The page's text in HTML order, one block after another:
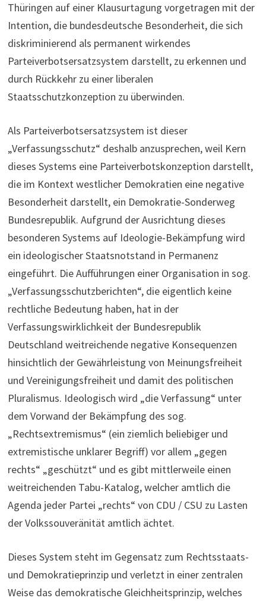
Thüringen auf einer Klausurtagung vorgetragen mit der
Intention, die bundesdeutsche Besonderheit, die sich
diskriminierend als permanent wirkendes
Parteiverbotsersatzsystem darstellt, zu erkennen und
durch Rückkehr zu einer liberalen
Staatsschutzkonzeption zu überwinden.
Als Parteiverbotsersatzsystem ist dieser
„Verfassungsschutz“ deshalb anzusprechen, weil Kern
dieses Systems eine Parteiverbotskonzeption darstellt,
die im Kontext westlicher Demokratien eine negative
Besonderheit darstellt, ein Demokratie-Sonderweg
Bundesrepublik. Aufgrund der Ausrichtung dieses
besonderen Systems auf Ideologie-Bekämpfung wird
ein ideologischer Staatsnotstand in Permanenz
eingeführt. Die Aufführungen einer Organisation in sog.
„Verfassungsschutzberichten“, die eigentlich keine
rechtliche Bedeutung haben, hat in der
Verfassungswirklichkeit der Bundesrepublik
Deutschland weitreichende negative Konsequenzen
hinsichtlich der Gewährleistung von Meinungsfreiheit
und Vereinigungsfreiheit und damit des politischen
Pluralismus. Ideologisch wird „die Verfassung“ unter
dem Vorwand der Bekämpfung des sog.
„Rechtsextremismus“ (ein ziemlich beliebiger und
extremistische unklarer Begriff) vor allem „gegen
rechts“ „geschützt“ und es gibt mittlerweile einen
weitreichenden Tabu-Katalog, welcher amtlich die
Agenda jeder Partei „rechts“ von CDU / CSU zu Lasten
der Volkssouveränität amtlich ächtet.
Dieses System steht im Gegensatz zum Rechtsstaats-
und Demokratieprinzip und verletzt in einer zentralen
Weise das demokratische Gleichheitsprinzip, welches